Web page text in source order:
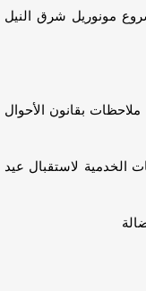
مونوريل شرق النيل
بقانون الأحوال
الخدمية لاستقبال عيد